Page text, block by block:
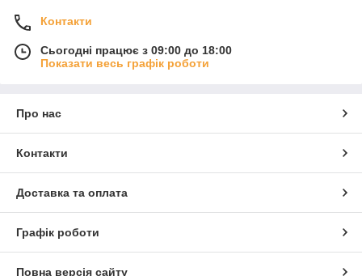
Контакти
Сьогодні працює з 09:00 до 18:00
Показати весь графік роботи
Про нас
Контакти
Доставка та оплата
Графік роботи
Повна версія сайту